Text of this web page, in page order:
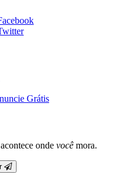
Grátis
onde você mora.